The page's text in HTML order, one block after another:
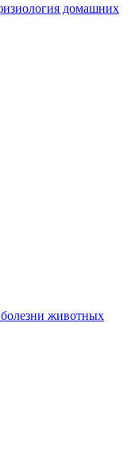
домашних
животных